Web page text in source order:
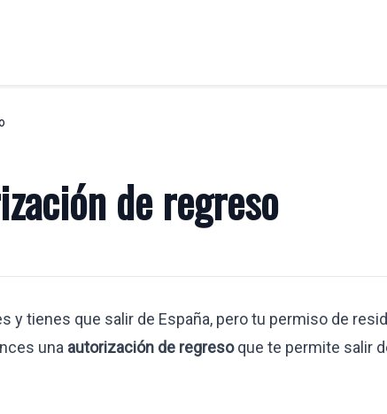
cualificados
Despidos
de regreso
y tienes que salir de España, pero tu permiso de
una autorización de regresoque te permite salir